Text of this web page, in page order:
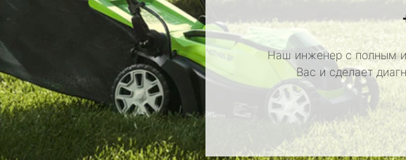
Наш инженер с полным
Вас и сделает